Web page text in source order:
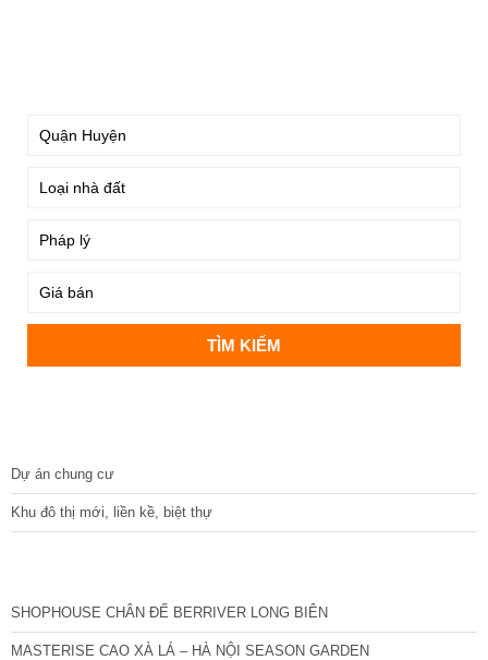
Dự án chung cư
Khu đô thị mới, liền kề, biệt thự
SHOPHOUSE CHÂN ĐẾ BERRIVER LONG BIÊN
MASTERISE CAO XÀ LÁ – HÀ NỘI SEASON GARDEN